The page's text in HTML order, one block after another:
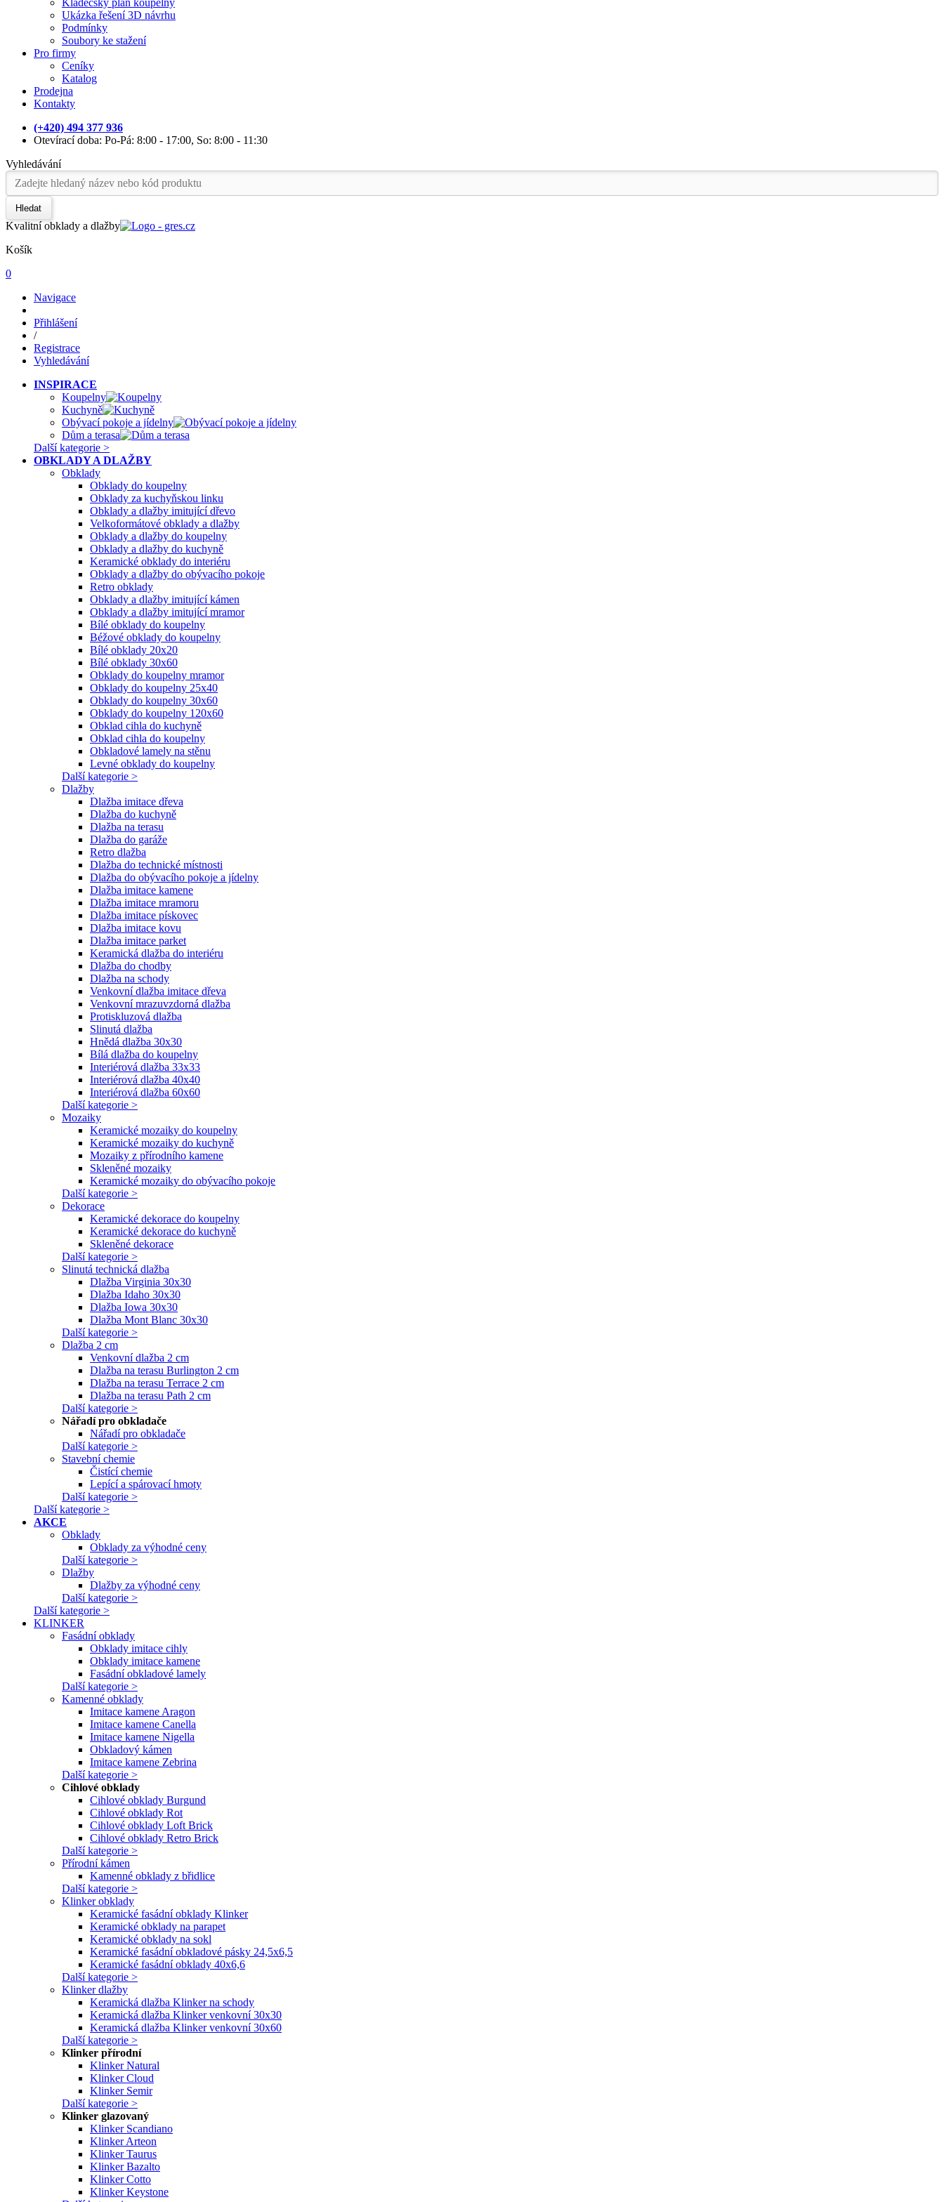
Kladečský plán koupelny
Ukázka řešení 3D návrhu
Podmínky
Soubory ke stažení
Pro firmy
Ceníky
Katalog
Prodejna
Kontakty
(+420) 494 377 936
Otevírací doba: Po-Pá: 8:00 - 17:00, So: 8:00 - 11:30
Vyhledávání
Hledat
Kvalitní obklady a dlažby
Košík
0
Navigace
Přihlášení
/
Registrace
Vyhledávání
INSPIRACE
Koupelny
Kuchyně
Obývací pokoje a jídelny
Dům a terasa
Další kategorie >
OBKLADY A DLAŽBY
Obklady
Obklady do koupelny
Obklady za kuchyňskou linku
Obklady a dlažby imitující dřevo
Velkoformátové obklady a dlažby
Obklady a dlažby do koupelny
Obklady a dlažby do kuchyně
Keramické obklady do interiéru
Obklady a dlažby do obývacího pokoje
Retro obklady
Obklady a dlažby imitující kámen
Obklady a dlažby imitující mramor
Bílé obklady do koupelny
Béžové obklady do koupelny
Bílé obklady 20x20
Bílé obklady 30x60
Obklady do koupelny mramor
Obklady do koupelny 25x40
Obklady do koupelny 30x60
Obklady do koupelny 120x60
Obklad cihla do kuchyně
Obklad cihla do koupelny
Obkladové lamely na stěnu
Levné obklady do koupelny
Další kategorie >
Dlažby
Dlažba imitace dřeva
Dlažba do kuchyně
Dlažba na terasu
Dlažba do garáže
Retro dlažba
Dlažba do technické místnosti
Dlažba do obývacího pokoje a jídelny
Dlažba imitace kamene
Dlažba imitace mramoru
Dlažba imitace pískovec
Dlažba imitace kovu
Dlažba imitace parket
Keramická dlažba do interiéru
Dlažba do chodby
Dlažba na schody
Venkovní dlažba imitace dřeva
Venkovní mrazuvzdorná dlažba
Protiskluzová dlažba
Slinutá dlažba
Hnědá dlažba 30x30
Bílá dlažba do koupelny
Interiérová dlažba 33x33
Interiérová dlažba 40x40
Interiérová dlažba 60x60
Další kategorie >
Mozaiky
Keramické mozaiky do koupelny
Keramické mozaiky do kuchyně
Mozaiky z přírodního kamene
Skleněné mozaiky
Keramické mozaiky do obývacího pokoje
Další kategorie >
Dekorace
Keramické dekorace do koupelny
Keramické dekorace do kuchyně
Skleněné dekorace
Další kategorie >
Slinutá technická dlažba
Dlažba Virginia 30x30
Dlažba Idaho 30x30
Dlažba Iowa 30x30
Dlažba Mont Blanc 30x30
Další kategorie >
Dlažba 2 cm
Venkovní dlažba 2 cm
Dlažba na terasu Burlington 2 cm
Dlažba na terasu Terrace 2 cm
Dlažba na terasu Path 2 cm
Další kategorie >
Nářadí pro obkladače
Nářadí pro obkladače
Další kategorie >
Stavební chemie
Čistící chemie
Lepící a spárovací hmoty
Další kategorie >
Další kategorie >
AKCE
Obklady
Obklady za výhodné ceny
Další kategorie >
Dlažby
Dlažby za výhodné ceny
Další kategorie >
Další kategorie >
KLINKER
Fasádní obklady
Obklady imitace cihly
Obklady imitace kamene
Fasádní obkladové lamely
Další kategorie >
Kamenné obklady
Imitace kamene Aragon
Imitace kamene Canella
Imitace kamene Nigella
Obkladový kámen
Imitace kamene Zebrina
Další kategorie >
Cihlové obklady
Cihlové obklady Burgund
Cihlové obklady Rot
Cihlové obklady Loft Brick
Cihlové obklady Retro Brick
Další kategorie >
Přírodní kámen
Kamenné obklady z břidlice
Další kategorie >
Klinker obklady
Keramické fasádní obklady Klinker
Keramické obklady na parapet
Keramické obklady na sokl
Keramické fasádní obkladové pásky 24,5x6,5
Keramické fasádní obklady 40x6,6
Další kategorie >
Klinker dlažby
Keramická dlažba Klinker na schody
Keramická dlažba Klinker venkovní 30x30
Keramická dlažba Klinker venkovní 30x60
Další kategorie >
Klinker přírodní
Klinker Natural
Klinker Cloud
Klinker Semir
Další kategorie >
Klinker glazovaný
Klinker Scandiano
Klinker Arteon
Klinker Taurus
Klinker Bazalto
Klinker Cotto
Klinker Keystone